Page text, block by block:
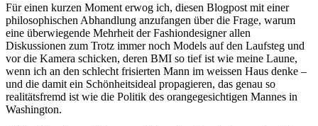
Für einen kurzen Moment erwog ich, diesen Blogpost mit einer
philosophischen Abhandlung anzufangen über die Frage, warum
eine überwiegende Mehrheit der Fashiondesigner allen
Diskussionen zum Trotz immer noch Models auf den Laufsteg und
vor die Kamera schicken, deren BMI so tief ist wie meine Laune,
wenn ich an den schlecht frisierten Mann im weissen Haus denke –
und die damit ein Schönheitsideal propagieren, das genau so
realitätsfremd ist wie die Politik des orangegesichtigen Mannes in
Washington.